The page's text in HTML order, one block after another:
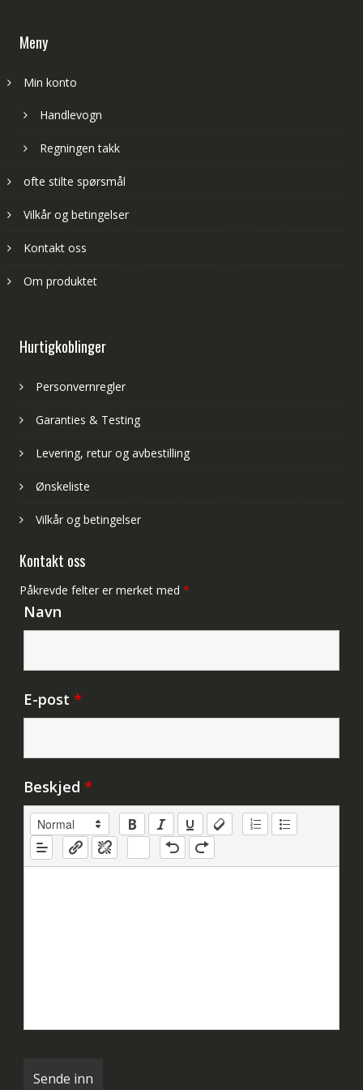
Meny
Min konto
Handlevogn
Regningen takk
ofte stilte spørsmål
Vilkår og betingelser
Kontakt oss
Om produktet
Hurtigkoblinger
Personvernregler
Garanties & Testing
Levering, retur og avbestilling
Ønskeliste
Vilkår og betingelser
Kontakt oss
Påkrevde felter er merket med *
Navn
E-post *
Beskjed *